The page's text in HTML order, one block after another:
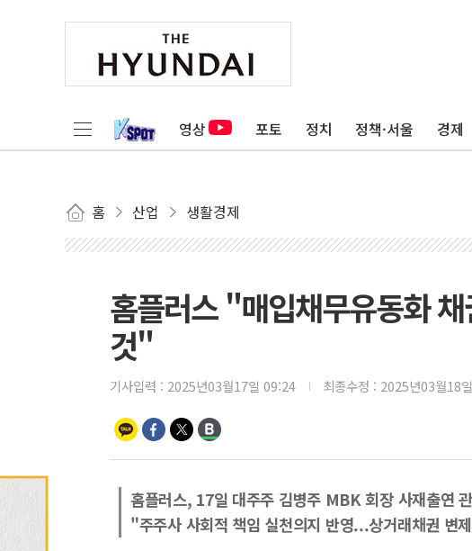
영상 포토 정치 정책·서울 경제
홈 산업 생활경제
홈플러스 "매입채무유동화
것"
기사입력 : 2025년03월17일 09:24 최종수정 : 2025년03월18
홈플러스, 17일 대주주 김병주 MBK 회장 사재출연
"주주사 사회적 책임 실천의지 반영...상거래채권 변